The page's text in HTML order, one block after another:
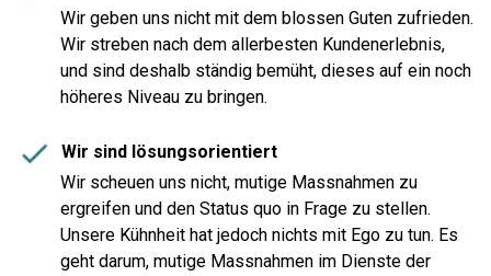
Wir geben uns nicht mit dem blossen Guten zufrieden.
Wir streben nach dem allerbesten Kundenerlebnis,
und sind deshalb ständig bemüht, dieses auf ein noch
höheres Niveau zu bringen.
Wir sind lösungsorientiert
Wir scheuen uns nicht, mutige Massnahmen zu
ergreifen und den Status quo in Frage zu stellen.
Unsere Kühnheit hat jedoch nichts mit Ego zu tun. Es
geht darum, mutige Massnahmen im Dienste der